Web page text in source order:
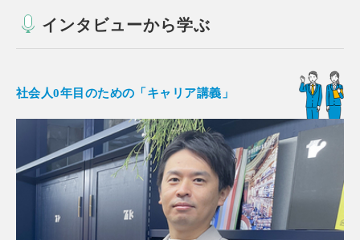
インタビューから学ぶ
社会人0年目のための「キャリア講義」